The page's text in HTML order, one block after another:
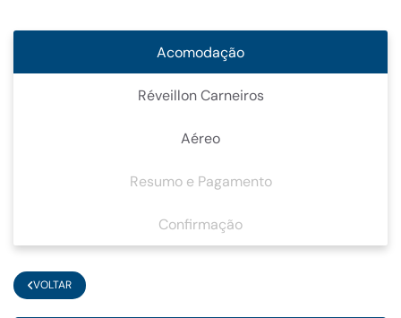
VOLTAR
Acomodação
Réveillon Carneiros
Aéreo
Resumo e Pagamento
Confirmação